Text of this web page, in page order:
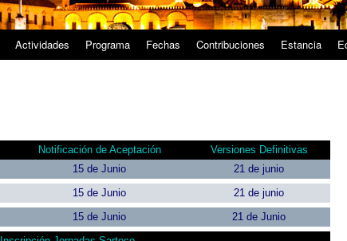
Actividades Programa Fechas Contribuciones Estancia
Notificación de Aceptación
Versiones Definitivas
15 de Junio
21 de junio
15 de Junio
21 de junio
15 de Junio
21 de Junio